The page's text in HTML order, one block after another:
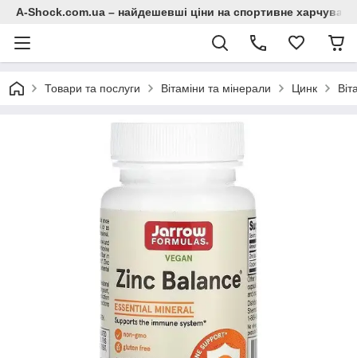
A-Shock.com.ua – найдешевші ціни на спортивне
Товари та послуги Вітаміни та мінерали Цинк